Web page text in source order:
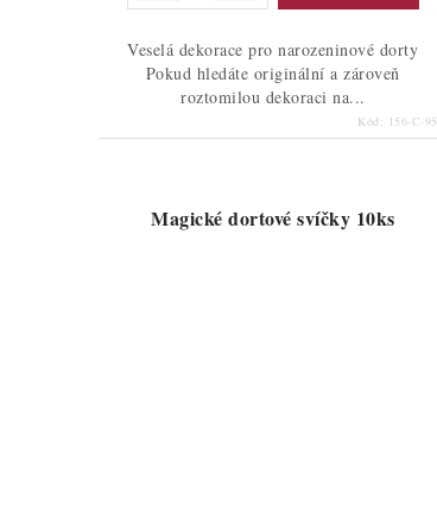
Veselá dekorace pro narozeninové dorty
Pokud hledáte originální a zároveň
roztomilou dekoraci na...
Kód: 156-C-95
Magické dortové svíčky 10ks